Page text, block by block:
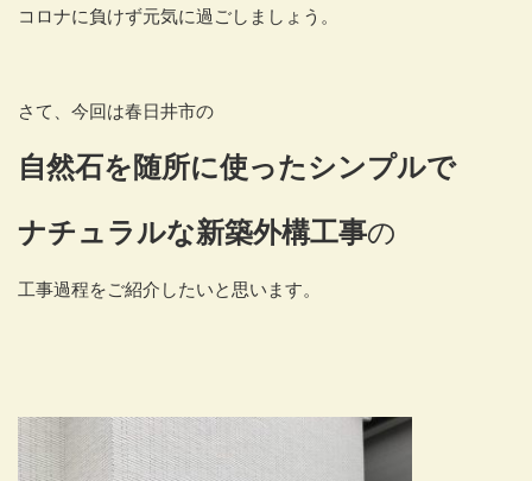
コロナに負けず元気に過ごしましょう。
さて、今回は春日井市の
自然石を随所に使ったシンプルで
ナチュラルな新築外構工事の
工事過程をご紹介したいと思います。